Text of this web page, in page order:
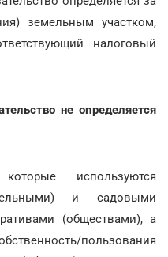
земельным участком,
налоговый
не определяется
используются
и садовыми
(обществами), а
пользования